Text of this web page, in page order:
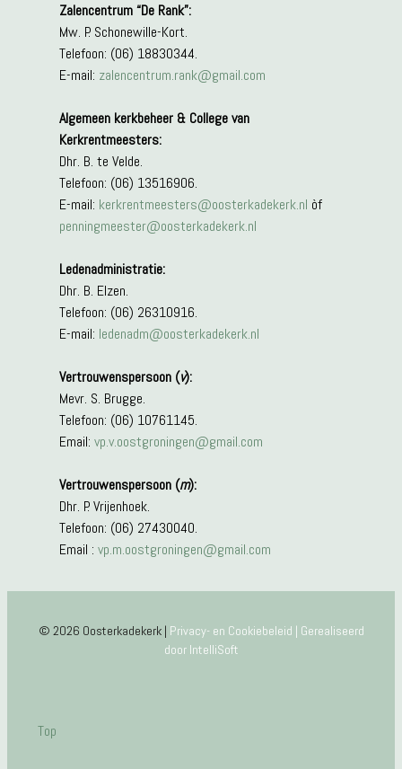
Zalencentrum “De Rank”:
Mw. P. Schonewille-Kort.
Telefoon: (06) 18830344.
E-mail: zalencentrum.rank@gmail.com
Algemeen kerkbeheer & College van
Kerkrentmeesters:
Dhr. B. te Velde.
Telefoon: (06) 13516906.
E-mail: kerkrentmeesters@oosterkadekerk.nl òf
penningmeester@oosterkadekerk.nl
Ledenadministratie:
Dhr. B. Elzen.
Telefoon: (06) 26310916.
E-mail: ledenadm@oosterkadekerk.nl
Vertrouwenspersoon (v):
Mevr. S. Brugge.
Telefoon: (06) 10761145.
Email: vp.v.oostgroningen@gmail.com
Vertrouwenspersoon (m):
Dhr. P. Vrijenhoek.
Telefoon: (06) 27430040.
Email : vp.m.oostgroningen@gmail.com
© 2026 Oosterkadekerk | Privacy- en Cookiebeleid | Gerealiseerd
door IntelliSoft
Top